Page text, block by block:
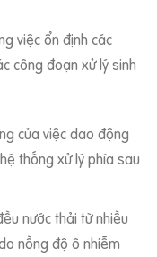
việc ổn định các
công đoạn xử lý sinh
của việc dao động
thống xử lý phía sau
nước thải từ nhiều
nồng độ ô nhiễm